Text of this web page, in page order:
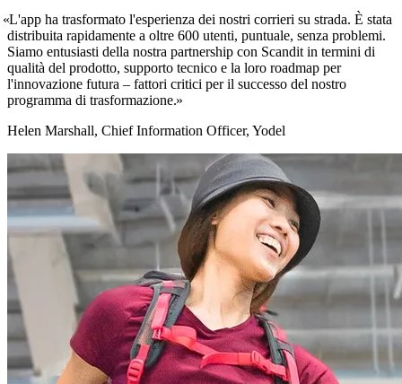
L'app ha trasformato l'esperienza dei nostri corrieri su strada. È stata
distribuita rapidamente a oltre 600 utenti, puntuale, senza problemi.
Siamo entusiasti della nostra partnership con Scandit in termini di
qualità del prodotto, supporto tecnico e la loro roadmap per
l'innovazione futura – fattori critici per il successo del nostro
programma di trasformazione.
Helen Marshall, Chief Information Officer, Yodel